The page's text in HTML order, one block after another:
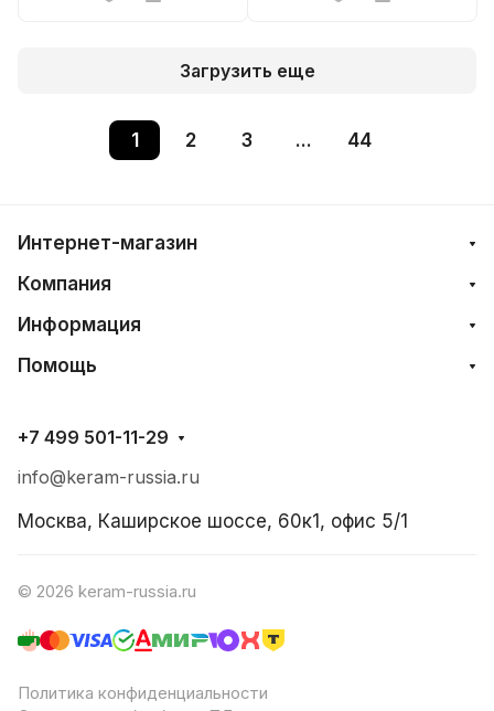
Загрузить еще
1 2 3 ... 44
Интернет-магазин
Компания
Информация
Помощь
+7 499 501-11-29
info@keram-russia.ru
Москва, Каширское шоссе, 60к1, офис 5/1
© 2026 keram-russia.ru
Политика конфиденциальности